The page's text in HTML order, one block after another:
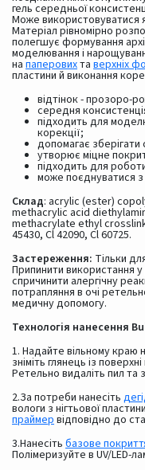
гель середньої
Може використовуватися
Матеріал рівномірно
полегшує формування
моделювання і
на паперовихта верхніх
пластини й виконання
відтінок - прозоро-
середня
підходить для
корекції;
допомагає зберігати
утворює міцне
підходить для
може поєднуватися
Склад: acrylic (ester)
methacrylic acid
methacrylate ethyl
45430, Cl 42090, Cl 60725.
Застереження: Тільки
Припинити використання
спричинити алергічну
потрапляння в очі
медичну допомогу.
Технологія нанесення
1. Надайте вільному
зніміть глянець із
Ретельно видаліть пил та
2.За потреби нанесіть
вологи з нігтьової
праймервідповідно до
3.Нанесіть базове
Полімеризуйте в UV/LED-